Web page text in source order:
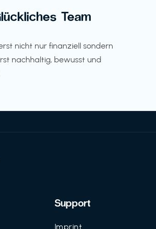
Team
nicht nur finanziell sondern
nachhaltig, bewusst und
Support
Imprint